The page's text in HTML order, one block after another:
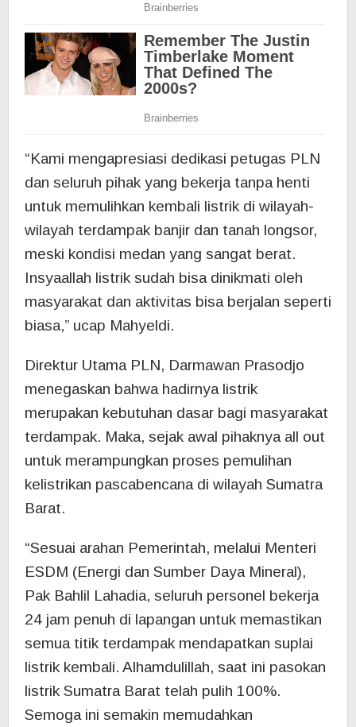
“Kami mengapresiasi dedikasi petugas PLN
dan seluruh pihak yang bekerja tanpa henti
untuk memulihkan kembali listrik di wilayah-
wilayah terdampak banjir dan tanah longsor,
meski kondisi medan yang sangat berat.
Insyaallah listrik sudah bisa dinikmati oleh
masyarakat dan aktivitas bisa berjalan seperti
biasa,” ucap Mahyeldi.
Direktur Utama PLN, Darmawan Prasodjo
menegaskan bahwa hadirnya listrik
merupakan kebutuhan dasar bagi masyarakat
terdampak. Maka, sejak awal pihaknya all out
untuk merampungkan proses pemulihan
kelistrikan pascabencana di wilayah Sumatra
Barat.
“Sesuai arahan Pemerintah, melalui Menteri
ESDM (Energi dan Sumber Daya Mineral),
Pak Bahlil Lahadia, seluruh personel bekerja
24 jam penuh di lapangan untuk memastikan
semua titik terdampak mendapatkan suplai
listrik kembali. Alhamdulillah, saat ini pasokan
listrik Sumatra Barat telah pulih 100%.
Semoga ini semakin memudahkan